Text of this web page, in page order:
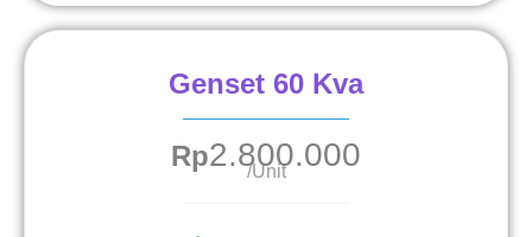
Genset 60 Kva
Rp2.800.000
/Unit